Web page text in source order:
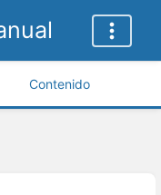
Contenido